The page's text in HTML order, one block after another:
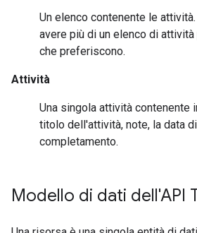
Un elenco contenente le
avere più di un elenco di
che preferiscono.
Attività
Una singola attività contenente
titolo dell'attività, note, la data
completamento.
Modello di dati dell'API